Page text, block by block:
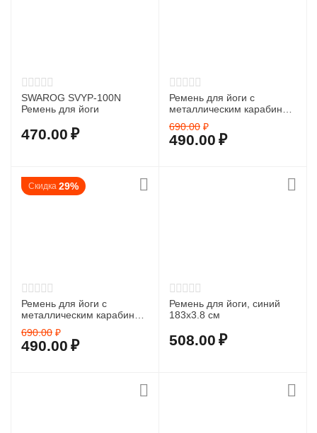
SWAROG SVYP-100N
Ремень для йоги
470.00 ₽
Ремень для йоги с
металлическим карабином
фиолет.
690.00 ₽
490.00 ₽
Скидка 29%
Ремень для йоги с
металлическим карабином
серый.
690.00 ₽
490.00 ₽
Ремень для йоги, синий
183х3.8 см
508.00 ₽